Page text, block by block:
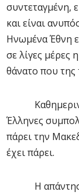
συντεταγμένη,
και είναι
Ηνωμένα Έθνη
σε λίγες
θάνατο που της
Καθημερινά
Έλληνες
πάρει την
έχει πάρει.
Η απάντησή